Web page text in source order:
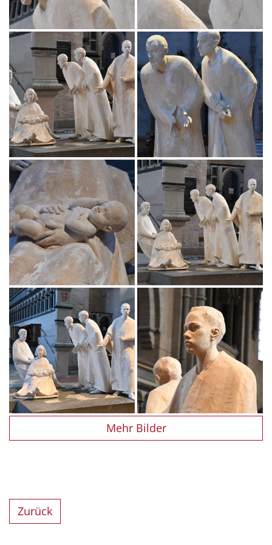
Mehr Bilder
Zurück